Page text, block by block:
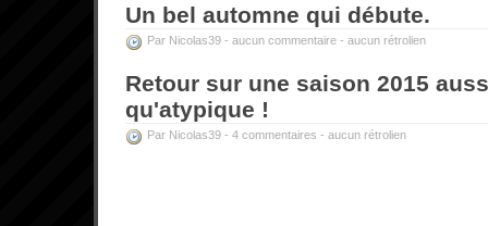
Un bel automne qui débute.
Par Nicolas39 - aucun commentaire - aucun rétrolien
Retour sur une saison 2015
qu'atypique !
Par Nicolas39 - 4 commentaires - aucun rétrolien